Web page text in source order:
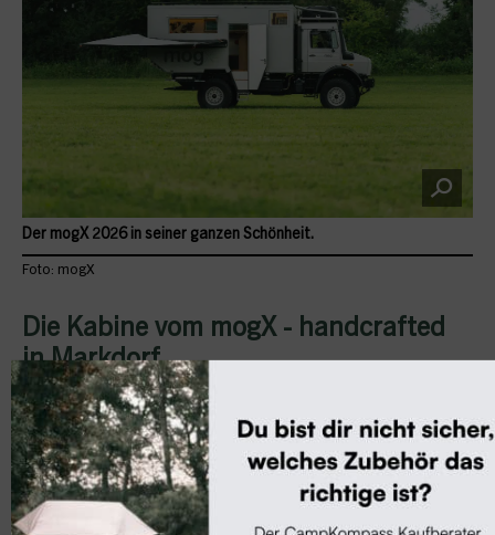
Der mogX 2026 in seiner ganzen Schönheit.
Foto: mogX
Die Kabine vom mogX - handcrafted
in Markdorf
Seit über einem Jahrhundert beschäftigt sich
Knoblauch mit der Gestaltung von Räumen,
die weit über reine Funktionalität
hinausgehen. Im Mittelpunkt stehen